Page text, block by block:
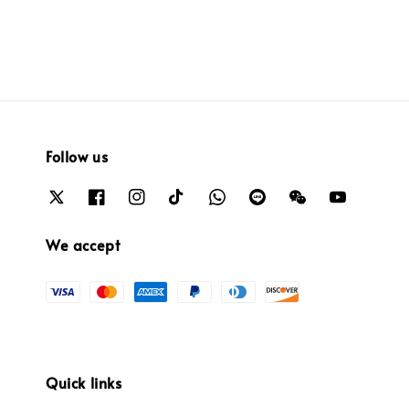
Follow us
We accept
Quick links